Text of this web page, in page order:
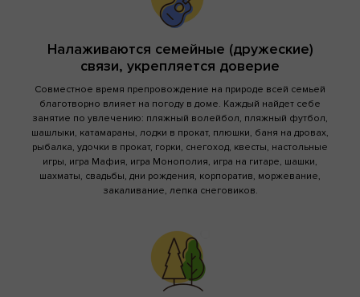
Налаживаются семейные (дружеские)
связи, укрепляется доверие
Совместное время препровождение на природе всей семьей
благотворно влияет на погоду в доме. Каждый найдет себе
занятие по увлечению: пляжный волейбол, пляжный футбол,
шашлыки, катамараны, лодки в прокат, плюшки, баня на дровах,
рыбалка, удочки в прокат, горки, снегоход, квесты, настольные
игры, игра Мафия, игра Монополия, игра на гитаре, шашки,
шахматы, свадьбы, дни рождения, корпоратив, моржевание,
закаливание, лепка снеговиков.